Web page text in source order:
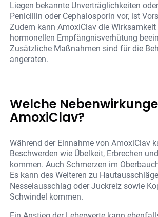
Liegen bekannte Unverträglichkeiten
Penicillin oder Cephalosporin vor, ist
Zudem kann AmoxiClav die
hormonellen Empfängnisverhütung
Zusätzliche Maßnahmen sind für die
angeraten.
Welche
AmoxiClav?
Während der Einnahme von AmoxiClav
Beschwerden wie Übelkeit, Erbrechen
kommen. Auch Schmerzen im
Es kann des Weiteren zu
Nesselausschlag oder Juckreiz sowie
Schwindel kommen.